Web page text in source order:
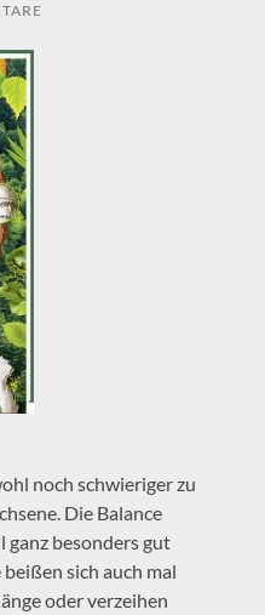
noch schwieriger zu
Die Balance
ganz besonders gut
sich auch mal
oder verzeihen